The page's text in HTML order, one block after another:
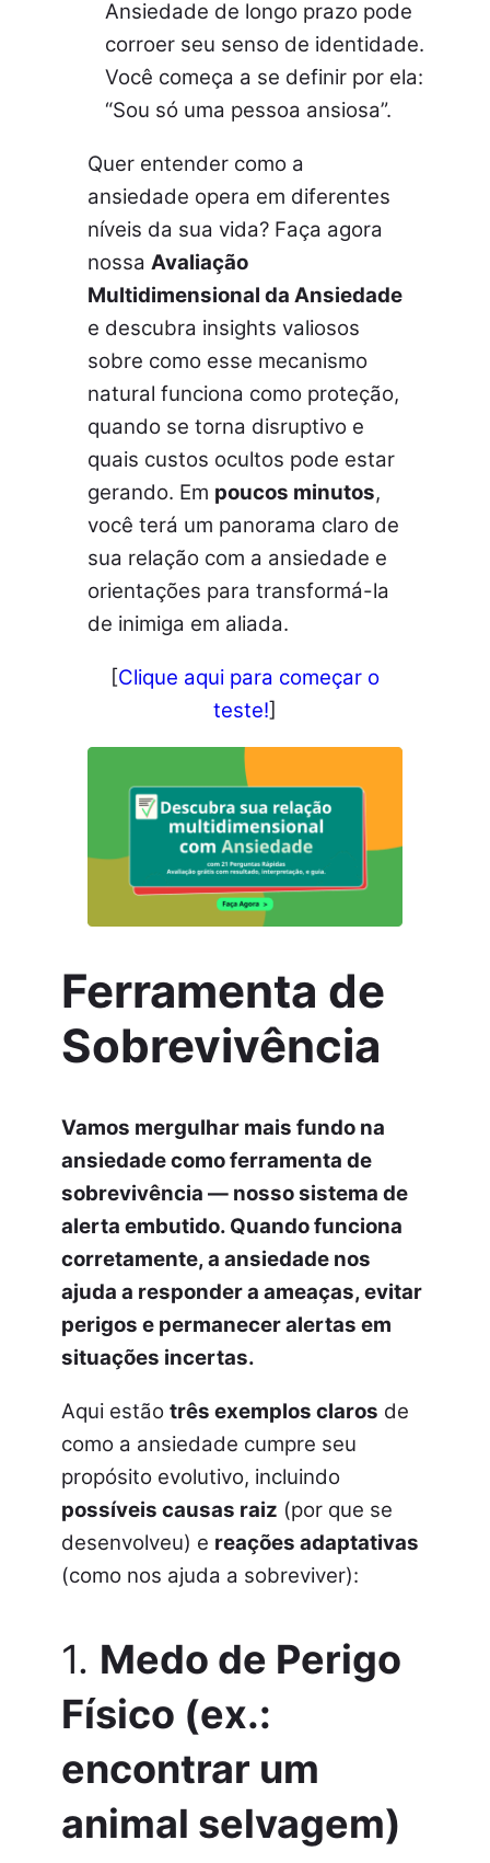
Ansiedade de longo prazo pode
corroer seu senso de identidade.
Você começa a se definir por ela:
“Sou só uma pessoa ansiosa”.
Quer entender como a
ansiedade opera em diferentes
níveis da sua vida? Faça agora
nossa Avaliação
Multidimensional da Ansiedade
e descubra insights valiosos
sobre como esse mecanismo
natural funciona como proteção,
quando se torna disruptivo e
quais custos ocultos pode estar
gerando. Em poucos minutos,
você terá um panorama claro de
sua relação com a ansiedade e
orientações para transformá-la
de inimiga em aliada.
[Clique aqui para começar o
teste!]
Ferramenta de
Sobrevivência
Vamos mergulhar mais fundo na
ansiedade como ferramenta de
sobrevivência — nosso sistema de
alerta embutido. Quando funciona
corretamente, a ansiedade nos
ajuda a responder a ameaças, evitar
perigos e permanecer alertas em
situações incertas.
Aqui estão três exemplos claros de
como a ansiedade cumpre seu
propósito evolutivo, incluindo
possíveis causas raiz (por que se
desenvolveu) e reações adaptativas
(como nos ajuda a sobreviver):
1. Medo de Perigo
Físico (ex.:
encontrar um
animal selvagem)